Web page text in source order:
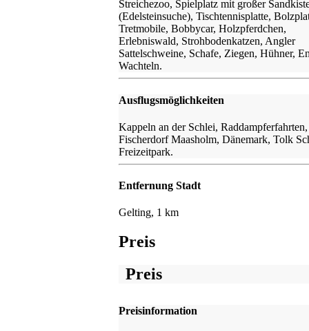
Streichezoo, Spielplatz mit großer
(Edelsteinsuche), Tischtennisplatte,
Tretmobile, Bobbycar, Holzpferdchen,
Erlebniswald, Strohbodenkatzen, Angler
Sattelschweine, Schafe, Ziegen, Hühner,
Wachteln.
Ausflugsmöglichkeiten
Kappeln an der Schlei, Raddampferfahrten,
Fischerdorf Maasholm, Dänemark, Tolk
Freizeitpark.
Entfernung Stadt
Gelting, 1 km
Preis
Preis
Preisinformation